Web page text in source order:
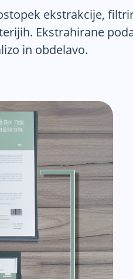
ekstrakcije,
Ekstrahirane
in obdelavo.